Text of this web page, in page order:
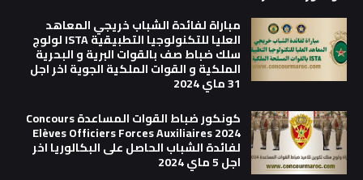
مباراة لفائدة الشباب خريجي المعاهد
العليا للتكنولوجيا التطبيقية ISTA لولوج
سلك ضباط صف بالقوات البرية و البحرية
الملكية و القوات الملكية الجوية اخر اجل
31 ماي 2024
كونكور ضباط القوات المساعدة Concours
Elèves Officiers Forces Auxiliaires 2024
لفائدة الشباب الحاصل على البكالوريا اخر
اجل 5 ماي 2024